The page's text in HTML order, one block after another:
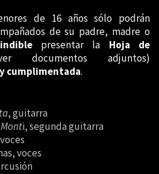
de 16 años sólo podrán
de su padre, madre o
presentar la Hoja de
documentos adjuntos)
cumplimentada.
, guitarra
Monti, segunda guitarra
voces